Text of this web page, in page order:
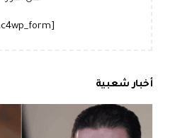
أخبار شعبية